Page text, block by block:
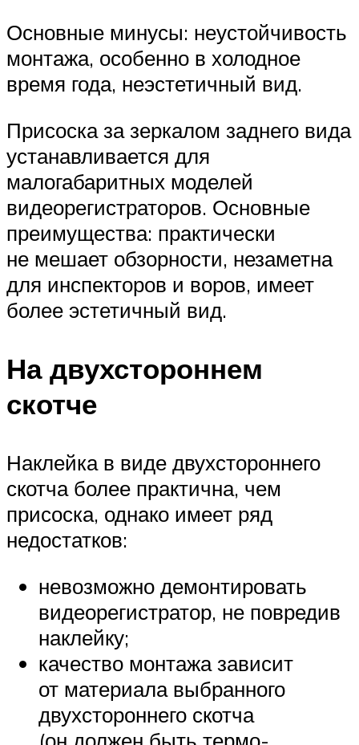
Основные минусы: неустойчивость
монтажа, особенно в холодное
время года, неэстетичный вид.
Присоска за зеркалом заднего вида
устанавливается для
малогабаритных моделей
видеорегистраторов. Основные
преимущества: практически
не мешает обзорности, незаметна
для инспекторов и воров, имеет
более эстетичный вид.
На двухстороннем
скотче
Наклейка в виде двухстороннего
скотча более практична, чем
присоска, однако имеет ряд
недостатков:
невозможно демонтировать
видеорегистратор, не повредив
наклейку;
качество монтажа зависит
от материала выбранного
двухстороннего скотча